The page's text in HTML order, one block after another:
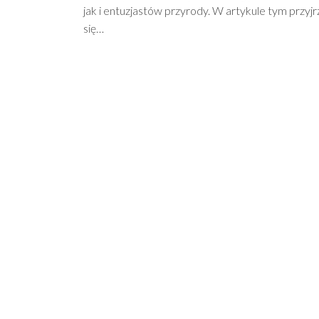
jak i entuzjastów przyrody. W artykule tym
się…